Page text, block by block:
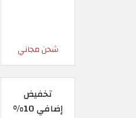
شحن مجاني
تخفيض
إضافي 10%